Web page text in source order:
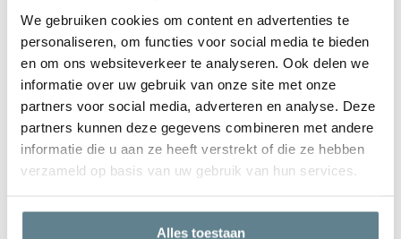
We gebruiken cookies om content en advertenties te
personaliseren, om functies voor social media te bieden
en om ons websiteverkeer te analyseren. Ook delen we
informatie over uw gebruik van onze site met onze
partners voor social media, adverteren en analyse. Deze
partners kunnen deze gegevens combineren met andere
informatie die u aan ze heeft verstrekt of die ze hebben
verzameld op basis van uw gebruik van hun services.
Alles toestaan
We staan voor je klaar
Wil je advies of heb je een vraag? Neem contact op met ons
team!